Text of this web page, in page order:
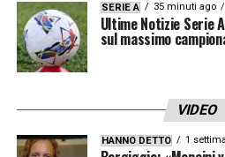
SERIE A 35 minuti ago
Ultime Notizie Serie
sul massimo
VIDEO
HANNO DETTO 1